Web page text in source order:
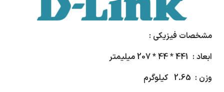
مشخصات فیزیکی :
ابعاد : 441 * 44 * 207
میلیمتر
وزن : 2.65 کیلوگرم